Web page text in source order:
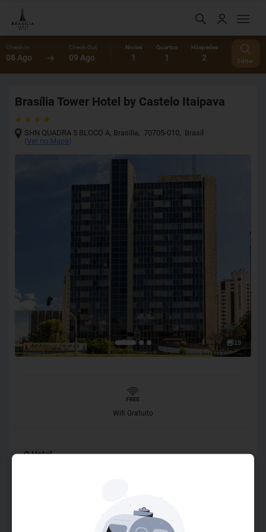
Check-In
08 Ago
Check-Out
09 Ago
Noites
1
Quartos
1
Hóspedes
2 Editar
Brasília Tower Hotel by Castelo Itaipava
SHN QUADRA 5 BLOCO A, Brasilia, 70705-010, Brasil
(Ver no Mapa)
19
Wifi Gratuito
O Hotel
uma localização privilegiada no coração de Brasília, a
poucos minutos dos principais pontos turísticos da cidade,
como o Shopping Conjunto Nacional e o Complexo Cultural